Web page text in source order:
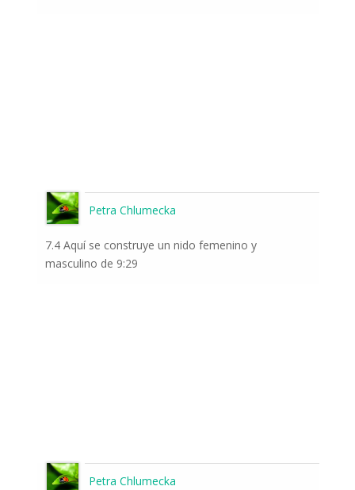
Petra Chlumecka
7.4 Aquí se construye un nido femenino y
masculino de 9:29
Petra Chlumecka